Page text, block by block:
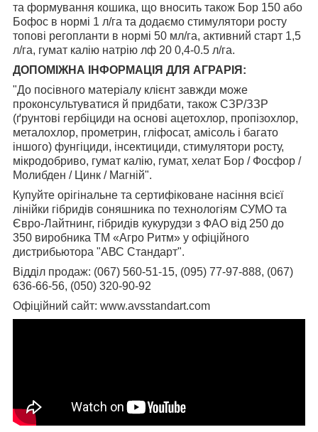
та формування кошика, що вносить також Бор 150 або
Бофос в нормі 1 л/га та додаємо стимулятори росту
топові регопланти в нормі 50 мл/га, активний старт 1,5
л/га, гумат калію натрію лф 20 0,4-0.5 л/га.
ДОПОМІЖНА ІНФОРМАЦІЯ ДЛЯ АГРАРІЯ:
"До посівного матеріалу клієнт завжди може
проконсультуватися й придбати, також СЗР/ЗЗР
(ґрунтові гербіциди на основі ацетохлор, пропізохлор,
металохлор, прометрин, гліфосат, амісоль і багато
іншого) фунгіциди, інсектициди, стимулятори росту,
мікродобриво, гумат калію, гумат, хелат Бор / Фосфор /
Молибден / Цинк / Магній".
Купуйте орігінальне та сертифіковане насіння всієї
лінійки гібридів соняшника по технологіям СУМО та
Євро-Лайтнинг, гібридів кукурудзи з ФАО від 250 до
350 виробника ТМ «Агро Ритм» у офіційного
дистрибьютора "АВС Стандарт".
Відділ продаж: (067) 560-51-15, (095) 77-97-888, (067)
636-66-56, (050) 320-90-92
Офіційний сайт: www.avsstandart.com